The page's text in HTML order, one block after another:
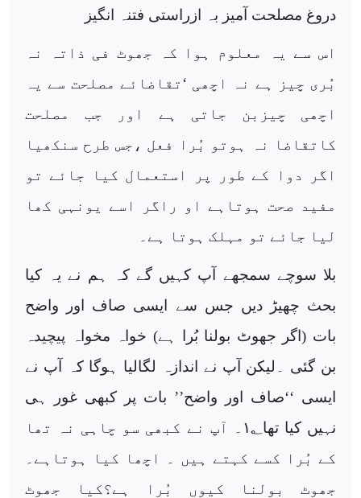
دروغ مصلحت آمیز بہ ازراستی فتنہ انگیز
اس سے یہ معلوم ہوا کہ جھوٹ فی ذاتہ نہ
بُری چیز ہے نہ اچھی ‘تقاضائے مصلحت سے یہ
اچھی چیزبن جاتی ہے اور جب مصلحت
کاتقاضا نہ ہوتو بُرا فعل ،جس طرح سنکھیا
اگر دوا کے طور پر استعمال کیا جائے تو
مفید صحت ہوتاہے او راگر اسے یونہی کھا
لیا جائے تو مہلک ہوتا ہے۔
بلا سوچے سمجھے آپ کہیں گے کہ ہم نے یہ کیا
بحث چھیڑ دیں جس سے ایسی صاف اور واضح
بات (اگر جھوٹ بولنا بُرا ہے) خواہ مخواہ پیچیدہ
بن گئی ۔لیکن آپ نے اندازہ لگالیا ہوگا کہ آپ نے
ایسی ‘‘صاف اور واضح’’ بات پر کبھی غور ہی
نہیں کیا تھا
۱ ؂۔ آپ نے کبھی سو چاہی نہ تھا
کے بُرا کسے کہتے ہیں ۔ اچھا کیا ہوتاہے۔
جھوٹ بولنا کیوں بُرا ہے؟کیا جھوٹ